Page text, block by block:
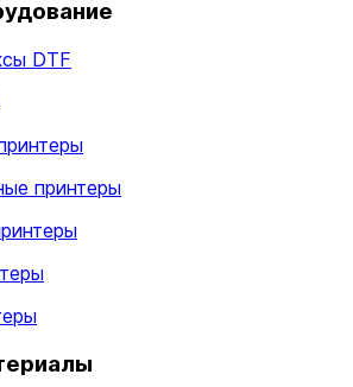
DTF
принтеры